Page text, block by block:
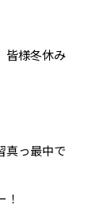
皆様冬休み
真っ最中で